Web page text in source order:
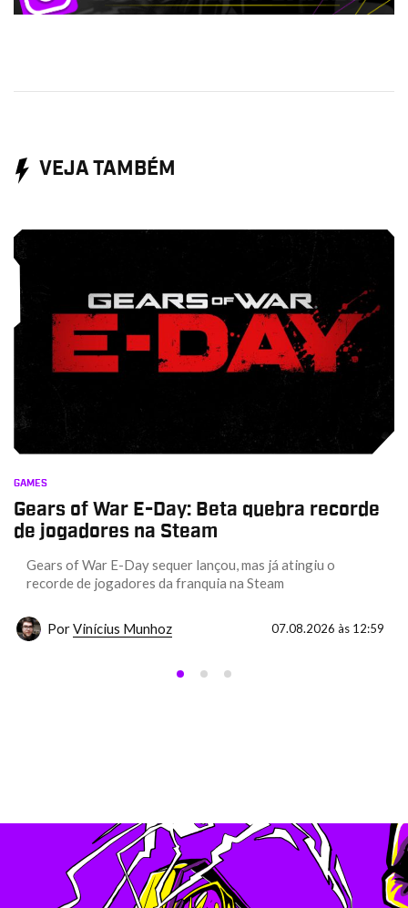
VEJA TAMBÉM
GAMES
Gears of War E-Day: Beta quebra recorde
de jogadores na Steam
Gears of War E-Day sequer lançou, mas já atingiu o
recorde de jogadores da franquia na Steam
PorVinícius Munhoz 07.08.2026 às 12:59